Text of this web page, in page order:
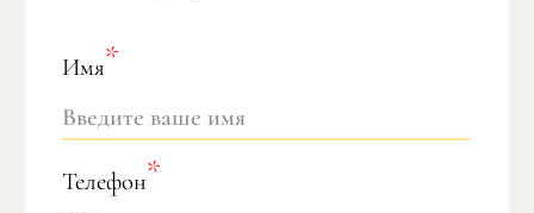
Имя
Телефон